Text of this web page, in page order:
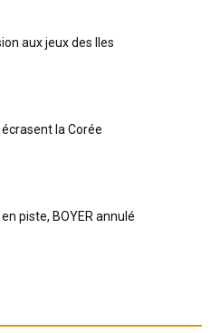
aux jeux des Iles
écrasent la Corée
en piste, BOYER annulé